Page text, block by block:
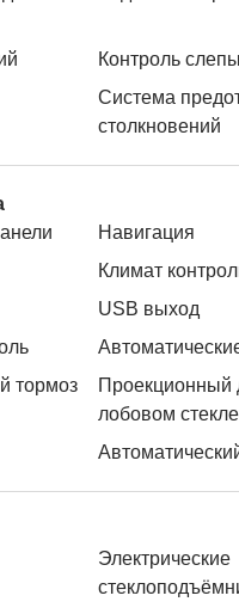
Контроль
Система
столкновений
Навигация
Климат
USB выход
тормоз
Проекционный
лобовом стекле
Электрические